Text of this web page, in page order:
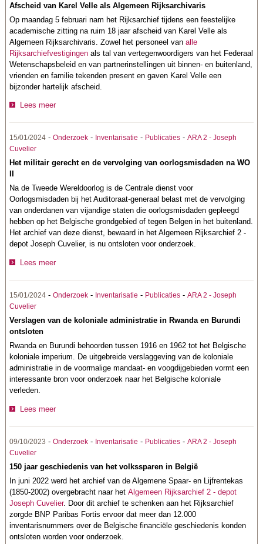
Afscheid van Karel Velle als Algemeen Rijksarchivaris
Op maandag 5 februari nam het Rijksarchief tijdens een feestelijke
academische zitting na ruim 18 jaar afscheid van Karel Velle als
Algemeen Rijksarchivaris. Zowel het personeel vanalle
Rijksarchiefvestigingen als tal van vertegenwoordigers van het Federaal
Wetenschapsbeleiden van partnerinstellingen uit binnen- en buitenland,
vrienden en familie tekenden present en gaven Karel Velle een
bijzonder hartelijk afscheid.
Lees meer
15/01/2024 -Onderzoek - Inventarisatie - Publicaties -ARA 2 - Joseph
Cuvelier
Het militair gerecht en de vervolging van oorlogsmisdaden na WO
Na de Tweede Wereldoorlog is de Centrale dienst voor
Oorlogsmisdaden bij het Auditoraat-generaal belast met de vervolging
van onderdanen van vijandige staten die oorlogsmisdaden gepleegd
hebben op het Belgische grondgebied of tegen Belgen in het buitenland.
Het archief van deze dienst, bewaard in het Algemeen Rijksarchief 2 -
depot Joseph Cuvelier, is nu ontsloten voor onderzoek.
Lees meer
15/01/2024 -Onderzoek - Inventarisatie - Publicaties -ARA 2 - Joseph
Cuvelier
Verslagen van de koloniale administratie in Rwanda en Burundi
ontsloten
Rwanda en Burundi behoorden tussen 1916 en 1962 tot het Belgische
koloniale imperium. De uitgebreide verslaggeving van de koloniale
administratie in de voormalige mandaat- en voogdijgebieden vormt een
interessante bron voor onderzoek naar het Belgische koloniale
verleden.
Lees meer
09/10/2023 -Onderzoek - Inventarisatie - Publicaties -ARA 2 - Joseph
Cuvelier
150 jaar geschiedenis van het volkssparen in België
In juni 2022 werd het archief van de Algemene Spaar- en Lijfrentekas
(1850-2002) overgebracht naar hetAlgemeen Rijksarchief 2 - depot
Joseph Cuvelier. Door dit archief te schenken aan het Rijksarchief
zorgde BNP Paribas Fortis ervoor dat meer dan 12.000
inventarisnummers over de Belgische financiële geschiedenis konden
ontsloten worden voor onderzoek.